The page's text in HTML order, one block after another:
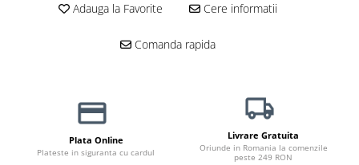
Adauga la Favorite Cere informatii
Comanda rapida
Plata Online
Plateste in siguranta cu cardul
Livrare Gratuita
Oriunde in Romania la comenzile
peste 249 RON